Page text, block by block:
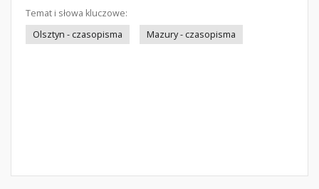
Temat i słowa kluczowe:
Olsztyn - czasopisma
Mazury - czasopisma